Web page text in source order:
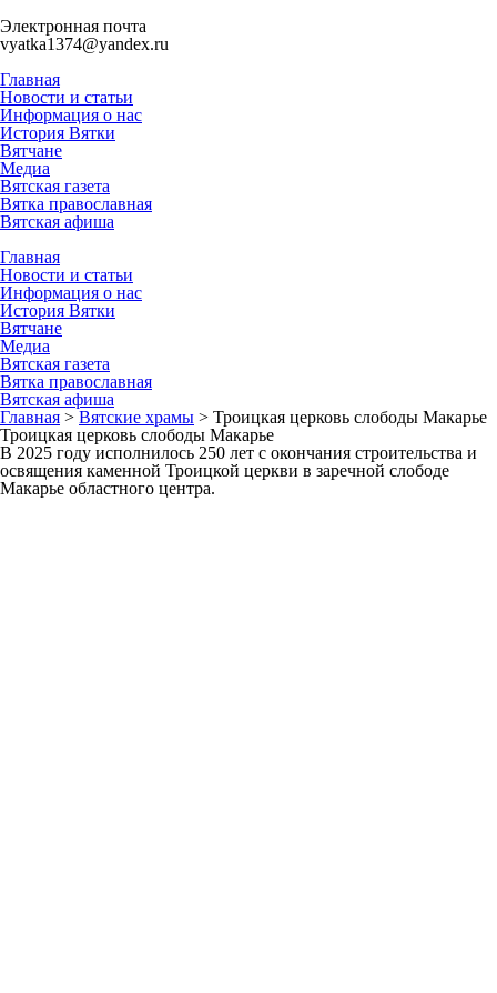
Электронная почта
vyatka1374@yandex.ru
Главная
Новости и статьи
Информация о нас
История Вятки
Вятчане
Медиа
Вятская газета
Вятка православная
Вятская афиша
Главная
Новости и статьи
Информация о нас
История Вятки
Вятчане
Медиа
Вятская газета
Вятка православная
Вятская афиша
Главная > Вятские храмы > Троицкая церковь слободы Макарье
Троицкая церковь слободы Макарье
В 2025 году исполнилось 250 лет с окончания строительства и
освящения каменной Троицкой церкви в заречной слободе
Макарье областного центра.